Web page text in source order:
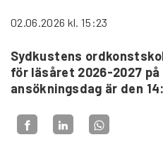
02.06.2026 kl. 15:23
Sydkustens
för läsåret 2026-2027
ansökningsdag är den